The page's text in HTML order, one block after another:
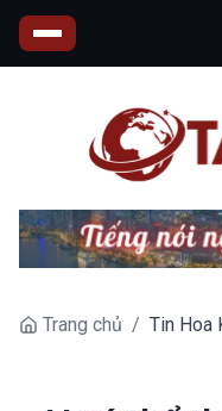
Trang chủ / Tin Hoa